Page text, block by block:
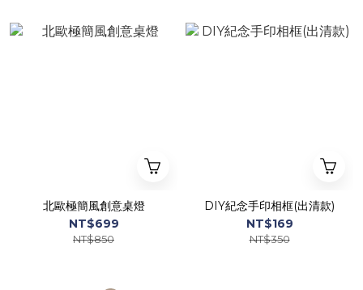
北歐極簡風創意桌燈
NT$699
NT$850
DIY紀念手印相框(出清款)
NT$169
NT$350